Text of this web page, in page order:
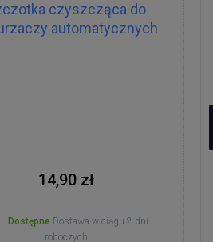
czyszcząca do
automatycznych
14,90 zł
Dostępne Dostawa w ciągu 2 dni
roboczych